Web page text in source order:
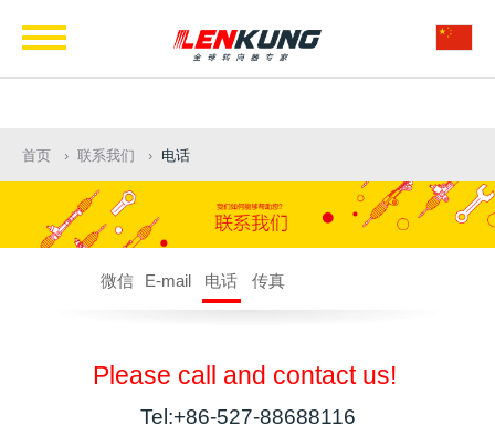
首页 联系我们 电话
微信 E-mail 电话 传真
Please call and contact us!
Tel:+86-527-88688116